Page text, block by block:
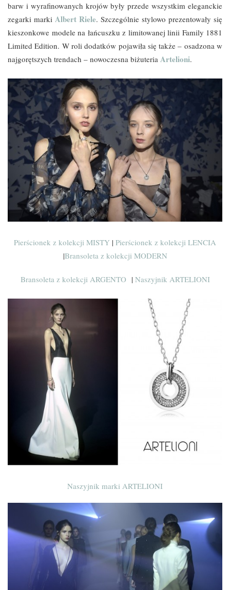
barw i wyrafinowanych krojów były przede wszystkim eleganckie
zegarki marki Albert Riele. Szczególnie stylowo prezentowały się
kieszonkowe modele na łańcuszku z limitowanej linii Family 1881
Limited Edition. W roli dodatków pojawiła się także – osadzona w
najgorętszych trendach – nowoczesna biżuteria Artelioni.
Pierścionek z kolekcji MISTY | Pierścionek z kolekcji LENCIA
|Bransoleta z kolekcji MODERN
Bransoleta z kolekcji ARGENTO | Naszyjnik ARTELIONI
Naszyjnik marki ARTELIONI